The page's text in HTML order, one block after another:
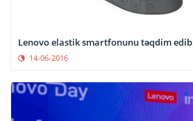
Lenovo elastik smartfonunu təqdim edib
14-06-2016